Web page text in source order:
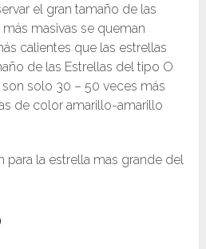
el gran tamaño de las
masivas se queman
calientes que las estrellas
de las Estrellas del tipo O
solo 30 – 50 veces más
de color amarillo-amarillo